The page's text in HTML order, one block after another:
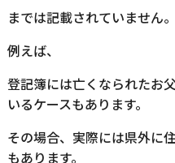
までは記載されていません。
例えば、
登記簿には亡くなられたお
いるケースもあります。
その場合、実際には県外に
もあります。